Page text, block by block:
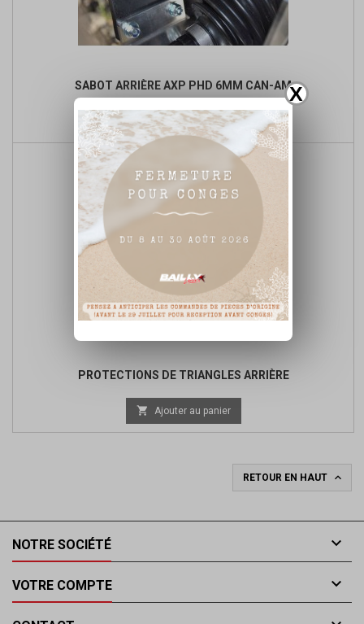
X
SABOT ARRIÈRE AXP PHD 6MM CAN-AM
Prix
de
 Ajouter au panier
PROTECTIONS DE TRIANGLES ARRIÈRE
de
 Ajouter au panier
RETOUR EN HAUT 
NOTRE SOCIÉTÉ 
VOTRE COMPTE 